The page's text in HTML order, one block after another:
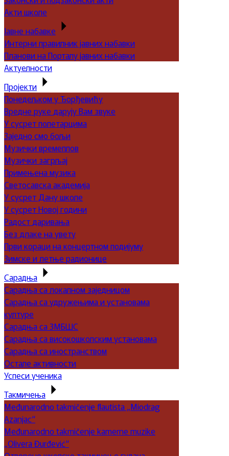
Акти школе
Јавне набавке
Интерни правилник јавних набавки
Планови на Порталу јавних набавки
Актуелности
Пројекти
Понедељком у Ђорђевићу
Вредне руке дарују Вам звуке
У сусрет полетарцима
Заједно смо бољи
Музички времеплов
Музички загрљај
Примењена музика
Светосавска академија
У сусрет Дану школе
У сусрет Новој години
Радост даривања
Без длаке на увету
Први кораци на концертном подијуму
Зимске и летње радионице
Сарадња
Сарадња са локалном заједницом
Сарадња са удружењима и установама
културе
Сарадња са ЗМБШС
Сарадња са високошколским установама
Сарадња са иностранством
Остале активности
Успеси ученика
Такмичења
Međunarodno takmičenje flautista „Miodrag
Azanjac“
Međunarodno takmičenje kamerne muzike
„Olivera Đurđević“